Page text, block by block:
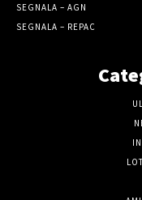
SEGNALA – AGN
SEGNALA – REPAC